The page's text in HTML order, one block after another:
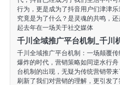
行为，更是成为了抖音用户们津津
究竟是为了什么？是灵魂的共鸣，
起去年在一场关于社交媒体
千川全域推广平台机制_千川
千川全域推广平台机制：一场颠覆
爆炸的时代，营销策略如同逆水行
台机制的出现，无疑为传统营销带
刷新了我们对营销的理解，更引发了